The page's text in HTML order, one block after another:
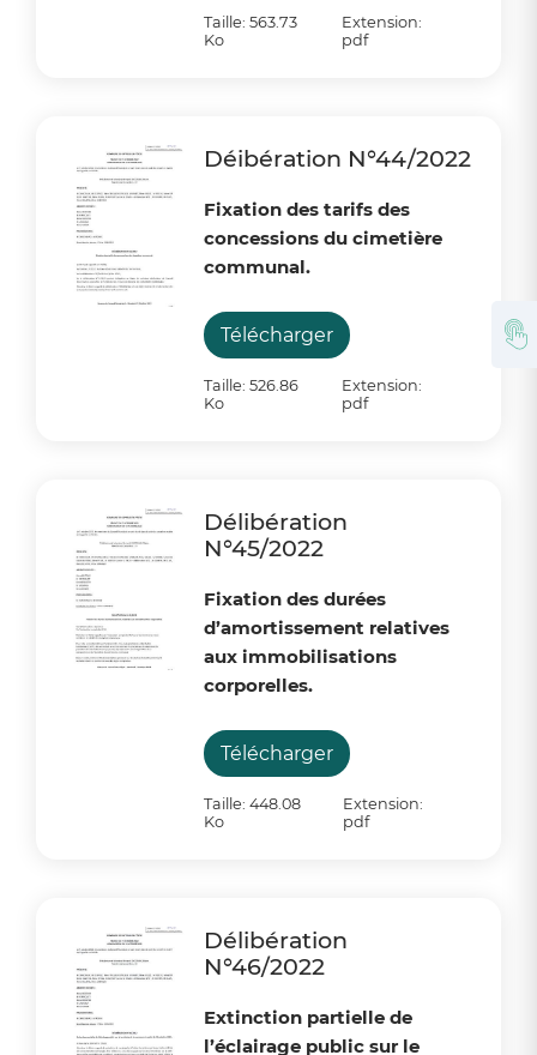
Taille: 563.73
Ko
Extension:
pdf
Déibération N°44/2022
Fixation des tarifs des
concessions du cimetière
communal.
Télécharger
Taille: 526.86
Ko
Extension:
pdf
Délibération
N°45/2022
Fixation des durées
d’amortissement relatives
aux immobilisations
corporelles.
Télécharger
Taille: 448.08
Ko
Extension:
pdf
Délibération
N°46/2022
Extinction partielle de
l’éclairage public sur le